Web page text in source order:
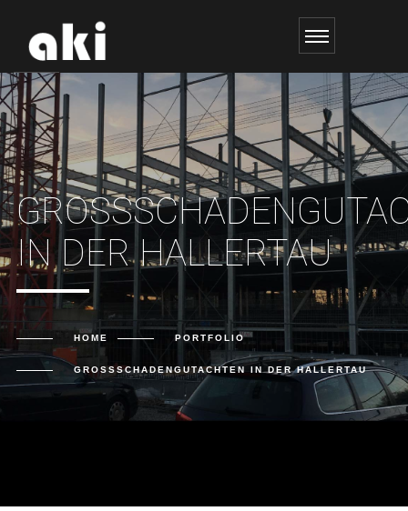
N DER HALLERTAU
HOME PORTFOLIO
GROSSSCHADENGUTACHTEN IN DER HALLERTAU